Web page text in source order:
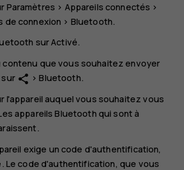
Paramètres > Appareils connectés >
de connexion > Bluetooth.
surActivé.
contenu que vous souhaitez envoyer
share >Bluetooth.
l'appareil auquel vous souhaitez vous
appareils Bluetooth qui sont à
exige un code d'authentification,
Le code d'authentification, que vous